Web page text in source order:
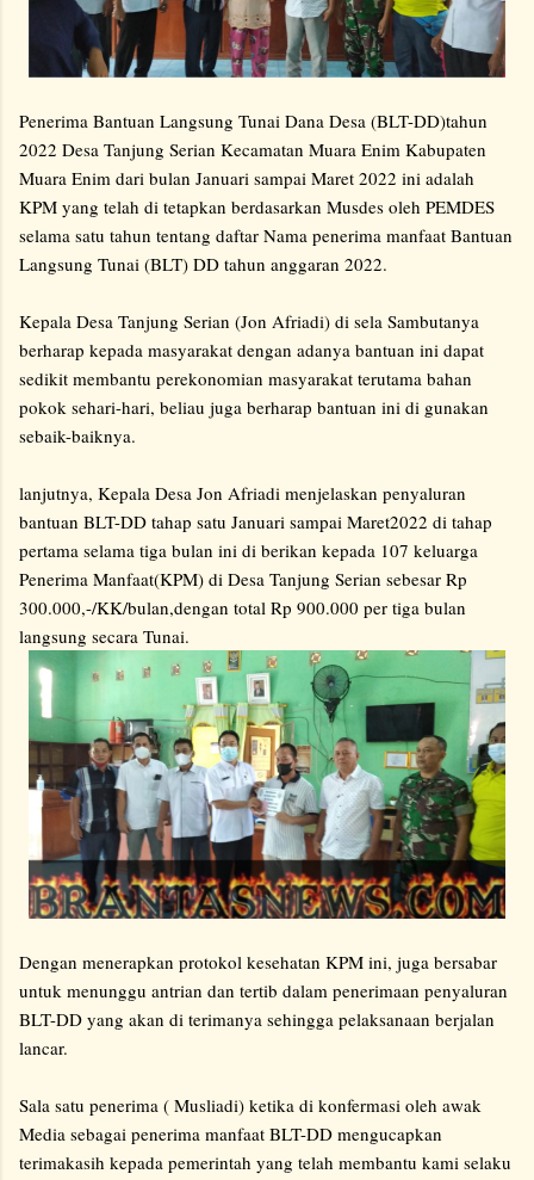
Penerima Bantuan Langsung Tunai Dana Desa (BLT-DD)tahun
2022 Desa Tanjung Serian Kecamatan Muara Enim Kabupaten
Muara Enim dari bulan Januari sampai Maret 2022 ini adalah
KPM yang telah di tetapkan berdasarkan Musdes oleh PEMDES
selama satu tahun tentang daftar Nama penerima manfaat Bantuan
Langsung Tunai (BLT) DD tahun anggaran 2022.
Kepala Desa Tanjung Serian (Jon Afriadi) di sela Sambutanya
berharap kepada masyarakat dengan adanya bantuan ini dapat
sedikit membantu perekonomian masyarakat terutama bahan
pokok sehari-hari, beliau juga berharap bantuan ini di gunakan
sebaik-baiknya.
lanjutnya, Kepala Desa Jon Afriadi menjelaskan penyaluran
bantuan BLT-DD tahap satu Januari sampai Maret2022 di tahap
pertama selama tiga bulan ini di berikan kepada 107 keluarga
Penerima Manfaat(KPM) di Desa Tanjung Serian sebesar Rp
300.000,-/KK/bulan,dengan total Rp 900.000 per tiga bulan
langsung secara Tunai.
Dengan menerapkan protokol kesehatan KPM ini, juga bersabar
untuk menunggu antrian dan tertib dalam penerimaan penyaluran
BLT-DD yang akan di terimanya sehingga pelaksanaan berjalan
lancar.
Sala satu penerima ( Musliadi) ketika di konfermasi oleh awak
Media sebagai penerima manfaat BLT-DD mengucapkan
terimakasih kepada pemerintah yang telah membantu kami selaku